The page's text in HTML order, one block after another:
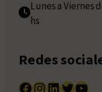
Lunes a Viernes
hs
Redes
Facebook InstagramLinkedIn Twitter YouTube